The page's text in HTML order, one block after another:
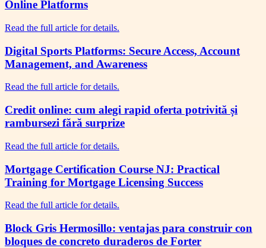
Online Platforms
Read the full article for details.
Digital Sports Platforms: Secure Access, Account
Management, and Awareness
Read the full article for details.
Credit online: cum alegi rapid oferta potrivită și
rambursezi fără surprize
Read the full article for details.
Mortgage Certification Course NJ: Practical
Training for Mortgage Licensing Success
Read the full article for details.
Block Gris Hermosillo: ventajas para construir con
bloques de concreto duraderos de Forter